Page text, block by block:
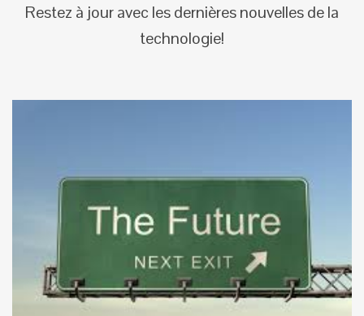
Restez à jour avec les dernières nouvelles de la
technologie!